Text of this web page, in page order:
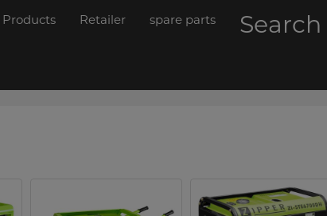
Products Retailer spare parts